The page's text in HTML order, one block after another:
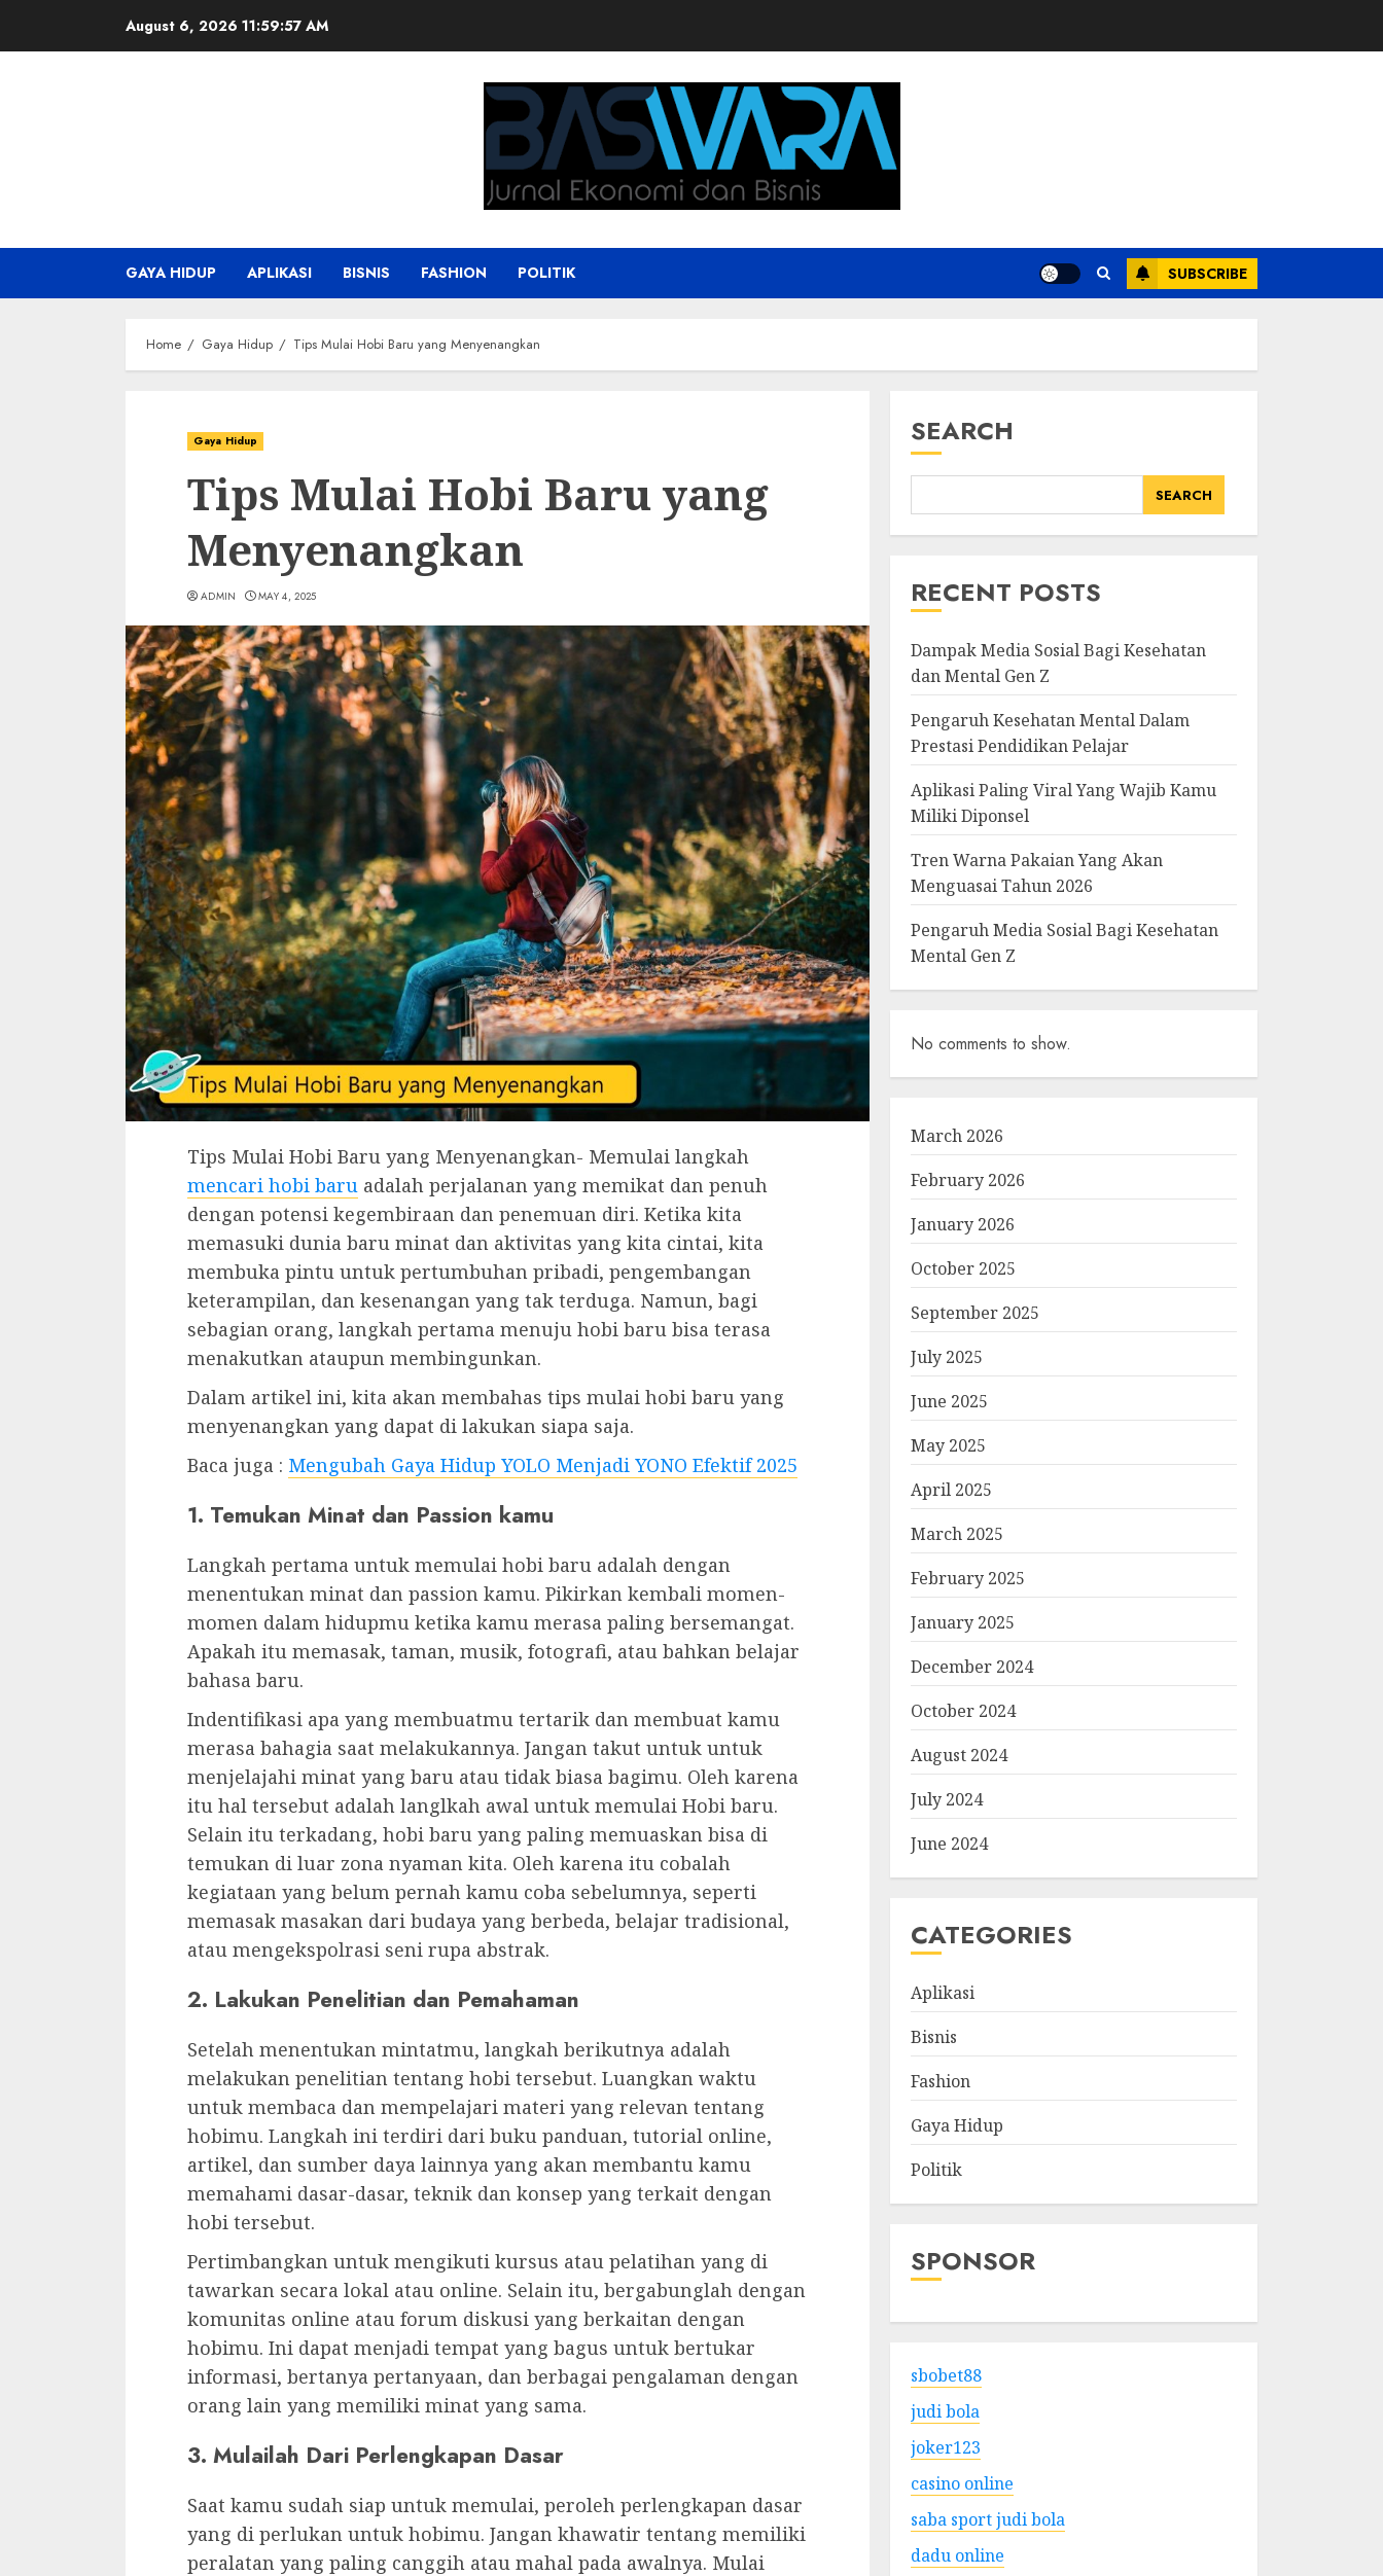
August 6, 2026 11:59:58 AM
GAYA HIDUP APLIKASI BISNIS FASHION POLITIK SUBSCRIBE
Home Gaya Hidup Tips Mulai Hobi Baru yang Menyenangkan
Gaya Hidup
Tips Mulai Hobi Baru yang
Menyenangkan
ADMIN MAY 4, 2025
Tips Mulai Hobi Baru yang Menyenangkan- Memulai langkah
mencari hobi baru adalah perjalanan yang memikat dan penuh
dengan potensi kegembiraan dan penemuan diri. Ketika kita
memasuki dunia baru minat dan aktivitas yang kita cintai, kita
membuka pintu untuk pertumbuhan pribadi, pengembangan
keterampilan, dan kesenangan yang tak terduga. Namun, bagi
sebagian orang, langkah pertama menuju hobi baru bisa terasa
menakutkan ataupun membingunkan.
Dalam artikel ini, kita akan membahas tips mulai hobi baru yang
menyenangkan yang dapat di lakukan siapa saja.
Baca juga : Mengubah Gaya Hidup YOLO Menjadi YONO Efektif 2025
1. Temukan Minat dan Passion kamu
Langkah pertama untuk memulai hobi baru adalah dengan
menentukan minat dan passion kamu. Pikirkan kembali momen-
momen dalam hidupmu ketika kamu merasa paling bersemangat.
Apakah itu memasak, taman, musik, fotografi, atau bahkan belajar
bahasa baru.
Indentifikasi apa yang membuatmu tertarik dan membuat kamu
merasa bahagia saat melakukannya. Jangan takut untuk untuk
menjelajahi minat yang baru atau tidak biasa bagimu. Oleh karena
itu hal tersebut adalah langlkah awal untuk memulai Hobi baru.
Selain itu terkadang, hobi baru yang paling memuaskan bisa di
temukan di luar zona nyaman kita. Oleh karena itu cobalah
kegiataan yang belum pernah kamu coba sebelumnya, seperti
memasak masakan dari budaya yang berbeda, belajar tradisional,
atau mengekspolrasi seni rupa abstrak.
2. Lakukan Penelitian dan Pemahaman
Setelah menentukan mintatmu, langkah berikutnya adalah
melakukan penelitian tentang hobi tersebut. Luangkan waktu
untuk membaca dan mempelajari materi yang relevan tentang
hobimu. Langkah ini terdiri dari buku panduan, tutorial online,
artikel, dan sumber daya lainnya yang akan membantu kamu
memahami dasar-dasar, teknik dan konsep yang terkait dengan
hobi tersebut.
Pertimbangkan untuk mengikuti kursus atau pelatihan yang di
tawarkan secara lokal atau online. Selain itu, bergabunglah dengan
komunitas online atau forum diskusi yang berkaitan dengan
hobimu. Ini dapat menjadi tempat yang bagus untuk bertukar
informasi, bertanya pertanyaan, dan berbagai pengalaman dengan
orang lain yang memiliki minat yang sama.
3. Mulailah Dari Perlengkapan Dasar
Saat kamu sudah siap untuk memulai, peroleh perlengkapan dasar
yang di perlukan untuk hobimu. Jangan khawatir tentang memiliki
peralatan yang paling canggih atau mahal pada awalnya. Mulai
SEARCH
SEARCH
RECENT POSTS
Dampak Media Sosial Bagi Kesehatan
dan Mental Gen Z
Pengaruh Kesehatan Mental Dalam
Prestasi Pendidikan Pelajar
Aplikasi Paling Viral Yang Wajib Kamu
Miliki Diponsel
Tren Warna Pakaian Yang Akan
Menguasai Tahun 2026
Pengaruh Media Sosial Bagi Kesehatan
Mental Gen Z
No comments to show.
March 2026
February 2026
January 2026
October 2025
September 2025
July 2025
June 2025
May 2025
April 2025
March 2025
February 2025
January 2025
December 2024
October 2024
August 2024
July 2024
June 2024
CATEGORIES
Aplikasi
Bisnis
Fashion
Gaya Hidup
Politik
SPONSOR
sbobet88
judi bola
joker123
casino online
saba sport judi bola
dadu online